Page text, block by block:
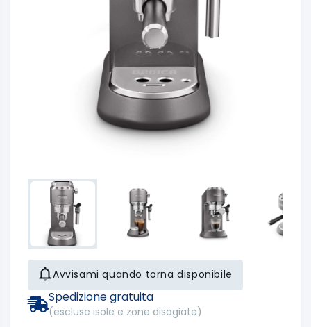
Avvisami quando torna disponibile
Spedizione gratuita
(escluse isole e zone disagiate)